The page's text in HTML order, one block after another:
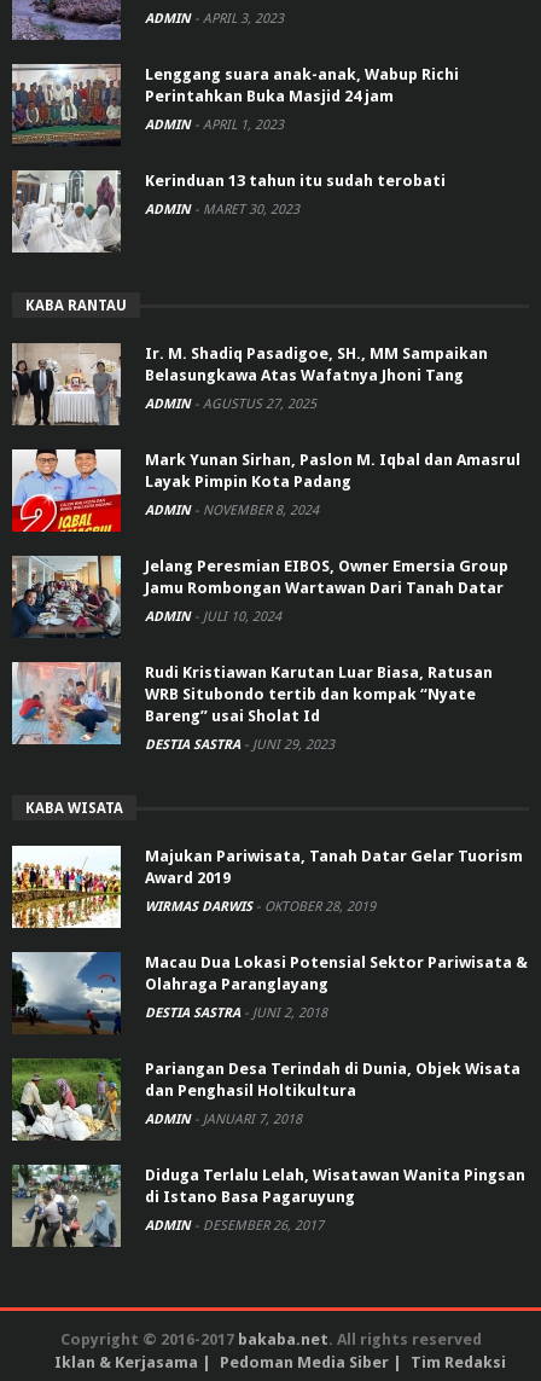
ADMIN - APRIL 3, 2023
Lenggang suara anak-anak, Wabup Richi
Perintahkan Buka Masjid 24 jam
ADMIN - APRIL 1, 2023
Kerinduan 13 tahun itu sudah terobati
ADMIN - MARET 30, 2023
KABA RANTAU
Ir. M. Shadiq Pasadigoe, SH., MM Sampaikan
Belasungkawa Atas Wafatnya Jhoni Tang
ADMIN - AGUSTUS 27, 2025
Mark Yunan Sirhan, Paslon M. Iqbal dan Amasrul
Layak Pimpin Kota Padang
ADMIN - NOVEMBER 8, 2024
Jelang Peresmian EIBOS, Owner Emersia Group
Jamu Rombongan Wartawan Dari Tanah Datar
ADMIN - JULI 10, 2024
Rudi Kristiawan Karutan Luar Biasa, Ratusan
WRB Situbondo tertib dan kompak “Nyate
Bareng” usai Sholat Id
DESTIA SASTRA - JUNI 29, 2023
KABA WISATA
Majukan Pariwisata, Tanah Datar Gelar Tuorism
Award 2019
WIRMAS DARWIS - OKTOBER 28, 2019
Macau Dua Lokasi Potensial Sektor Pariwisata &
Olahraga Paranglayang
DESTIA SASTRA - JUNI 2, 2018
Pariangan Desa Terindah di Dunia, Objek Wisata
dan Penghasil Holtikultura
ADMIN - JANUARI 7, 2018
Diduga Terlalu Lelah, Wisatawan Wanita Pingsan
di Istano Basa Pagaruyung
ADMIN - DESEMBER 26, 2017
Copyright © 2016-2017 bakaba.net. All rights reserved
Iklan & Kerjasama
Pedoman Media Siber Tim Redaksi